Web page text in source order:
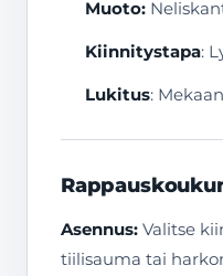
Muoto:
Kiinnitystapa:
Lukitus:
Asennus: Valitse
tiilisauma tai